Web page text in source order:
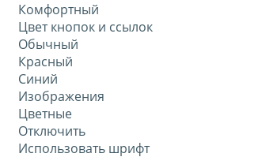
Комфортный
Цвет кнопок и ссылок
Обычный
Красный
Синий
Изображения
Цветные
Отключить
Использовать шрифт